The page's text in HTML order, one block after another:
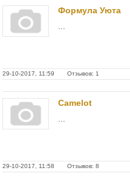
Формула Уюта
29-10-2017, 11:59 Отзывов: 1
Camelot
29-10-2017, 11:58 Отзывов: 8